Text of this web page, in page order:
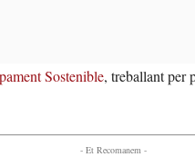
Sostenible, treballant per
- Et Recomanem -